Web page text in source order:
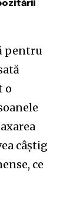
pentru
o
câștig
ce